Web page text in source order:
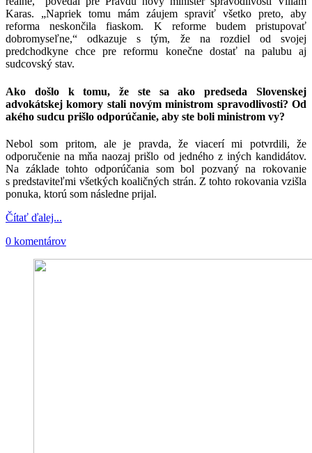
Karas. „Napriek tomu mám záujem spraviť všetko preto, aby
reforma neskončila fiaskom. K reforme budem pristupovať
dobromyseľne,“ odkazuje s tým, že na rozdiel od svojej
predchodkyne chce pre reformu konečne dostať na palubu aj
sudcovský stav.
Ako došlo k tomu, že ste sa ako predseda Slovenskej
advokátskej komory stali novým ministrom spravodlivosti? Od
akého sudcu prišlo odporúčanie, aby ste boli ministrom vy?
Nebol som pritom, ale je pravda, že viacerí mi potvrdili, že
odporučenie na mňa naozaj prišlo od jedného z iných kandidátov.
Na základe tohto odporúčania som bol pozvaný na rokovanie
s predstaviteľmi všetkých koaličných strán. Z tohto rokovania vzišla
ponuka, ktorú som následne prijal.
Čítať ďalej...
0 komentárov